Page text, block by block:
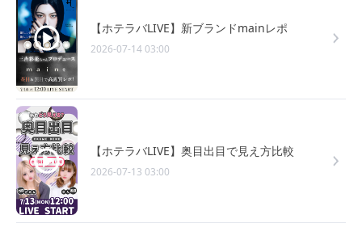
【ホテラバLIVE】新ブランドmainレポ
2026-07-14 03:00
【ホテラバLIVE】奥目出目で見え方比較
2026-07-13 03:00